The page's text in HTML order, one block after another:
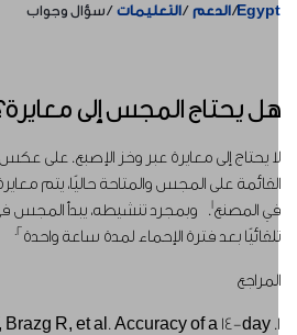
الدعم التعليمات سؤال وجواب
يحتاج المجس إلى معايرة؟
يحتاج إلى معايرة عبر وخز الإصبع. على عكس
على المجس والمتاحة حاليًا، يتم
المصنع. وبمجرد تنشيطه، يبدأ المجس في
بعد فترة الإحماء لمدة ساعة واحدة 2.
T, Brazg R, et al. Accuracy of a 14-day